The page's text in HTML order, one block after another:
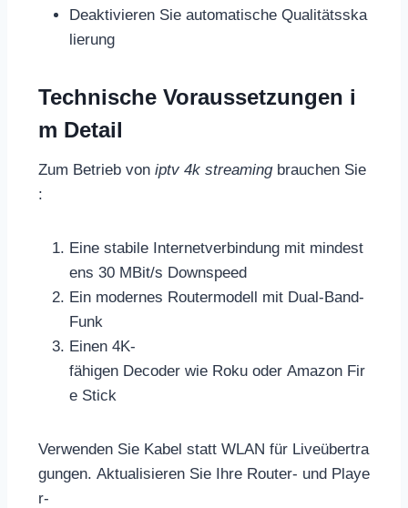
Deaktivieren Sie automatische Qualitätsska
lierung
Technische Voraussetzungen i
m Detail
Zum Betrieb von iptv 4k streamingbrauchen Sie
:
Eine stabile Internetverbindung mit mindest
ens 30 MBit/s Downspeed
Ein modernes Routermodell mit Dual-Band-
Funk
Einen 4K-
fähigen Decoder wie Roku oder Amazon Fir
e Stick
Verwenden Sie Kabel statt WLAN für Liveübertra
gungen. Aktualisieren Sie Ihre Router- und Playe
r-